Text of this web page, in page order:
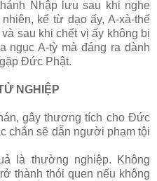
Nhập lưu sau khi nghe
kể từ dạo ấy, A-xà-thế
sau khi chết vị ấy không bị
ngục A-tỳ mà đáng ra dành
Ðức Phật.
NGHIỆP
gây thương tích cho Ðức
chắn sẽ dẫn người phạm tội
là thường nghiệp. Không
thành thói quen nếu không